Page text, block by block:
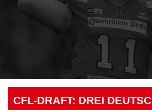
CFL-DRAFT: DREI